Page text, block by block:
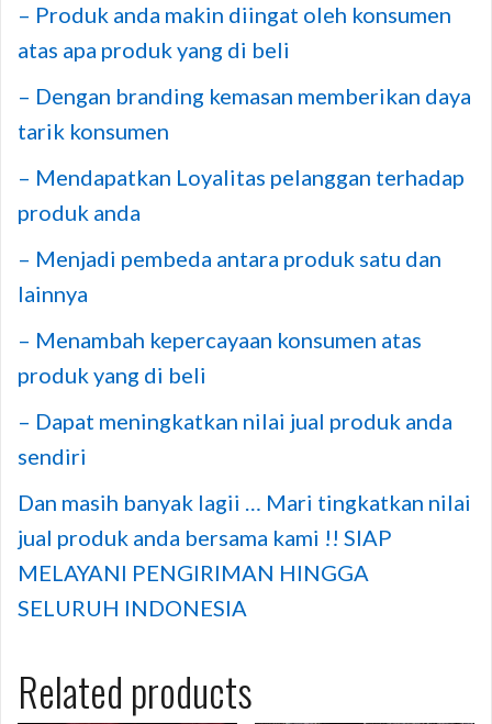
– Produk anda makin diingat oleh konsumen
atas apa produk yang di beli
– Dengan branding kemasan memberikan daya
tarik konsumen
– Mendapatkan Loyalitas pelanggan terhadap
produk anda
– Menjadi pembeda antara produk satu dan
lainnya
– Menambah kepercayaan konsumen atas
produk yang di beli
– Dapat meningkatkan nilai jual produk anda
sendiri
Dan masih banyak lagii … Mari tingkatkan nilai
jual produk anda bersama kami !! SIAP
MELAYANI PENGIRIMAN HINGGA
SELURUH INDONESIA
Related products